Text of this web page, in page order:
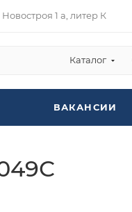
1 а, литер К
Каталог
ВАКАНСИИ